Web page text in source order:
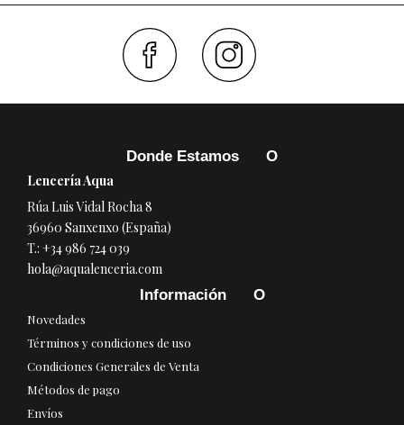
Donde Estamos
Lencería Aqua
Rúa Luis Vidal Rocha 8
36960 Sanxenxo (España)
T.: +34 986 724 039
hola@aqualenceria.com
Información
Novedades
Términos y condiciones de uso
Condiciones Generales de Venta
Métodos de pago
Envíos